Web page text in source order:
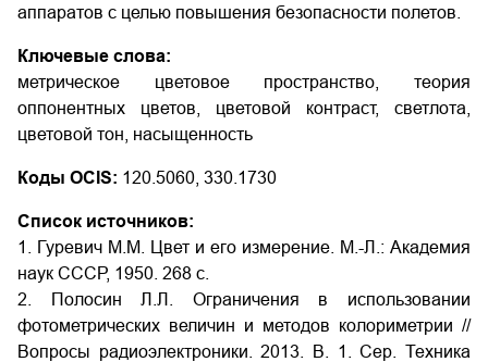
аппаратов с целью повышения безопасности полетов.
Ключевые слова:
метрическое цветовое пространство, теория
оппонентных цветов, цветовой контраст, светлота,
цветовой тон, насыщенность
Коды OCIS: 120.5060, 330.1730
Список источников:
1. Гуревич М.М. Цвет и его измерение. М.-Л.: Академия
наук СССР, 1950. 268 с.
2. Полосин Л.Л. Ограничения в использовании
фотометрических величин и методов колориметрии //
Вопросы радиоэлектроники. 2013. В. 1. Сер. Техника